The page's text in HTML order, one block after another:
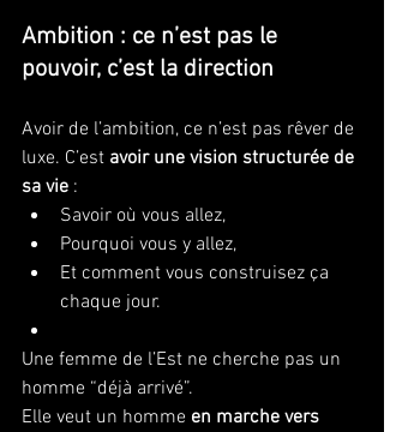
Ambition : ce n’est pas le
pouvoir, c’est la direction
Avoir de l’ambition, ce n’est pas rêver de
luxe. C’est avoir une vision structurée de
sa vie :
Savoir où vous allez,
Pourquoi vous y allez,
Et comment vous construisez ça
chaque jour.
Une femme de l’Est ne cherche pas un
homme “déjà arrivé”.
Elle veut un homme en marche vers